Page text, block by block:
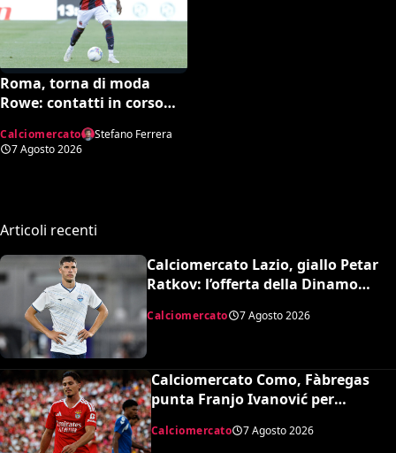
Roma, torna di moda
Rowe: contatti in corso
Calciomercato
Stefano Ferrera
7 Agosto 2026
Articoli recenti
Calciomercato Lazio, giallo Petar
Ratkov: l’offerta della Dinamo
Calciomercato 7 Agosto 2026
Calciomercato Como, Fàbregas
punta Franjo Ivanović per
l’attacco: il punto sulla trattativa
Calciomercato 7 Agosto 2026